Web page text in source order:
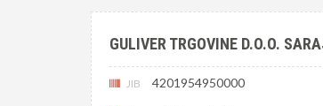
GULIVER TRGOVINE D.O.O.
JIB 4201954950000